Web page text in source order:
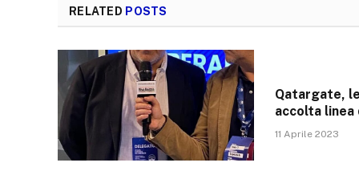
RELATED POSTS
Qatargate,
accolta
11 Aprile 2023